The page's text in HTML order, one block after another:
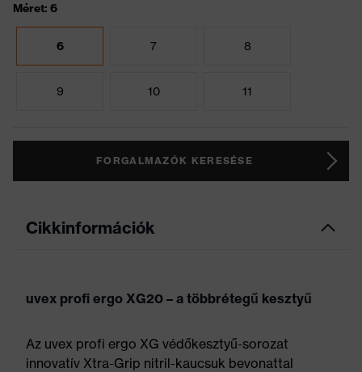
Méret: 6
6 7 8
9 10 11
FORGALMAZÓK KERESÉSE
Cikkinformációk
uvex profi ergo XG20 – a többrétegű kesztyű
Az uvex profi ergo XG védőkesztyű-sorozat
innovatív Xtra-Grip nitril-kaucsuk bevonattal